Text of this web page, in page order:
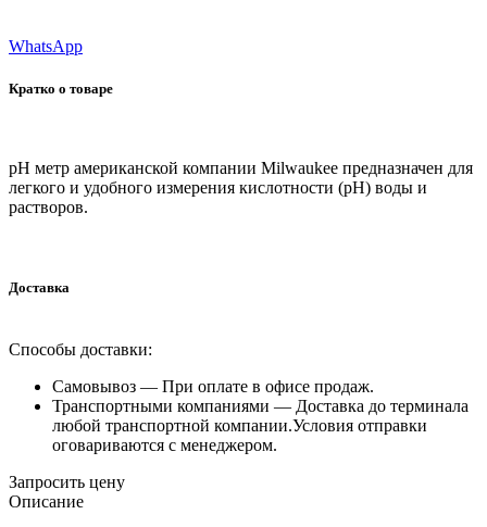
WhatsApp
Кратко о товаре
pH метр американской компании Milwaukee предназначен для
легкого и удобного измерения кислотности (pH) воды и
растворов.
Доставка
Способы доставки:
Самовывоз — При оплате в офисе продаж.
Транспортными компаниями — Доставка до терминала
любой транспортной компании.Условия отправки
оговариваются с менеджером.
Запросить цену
Описание